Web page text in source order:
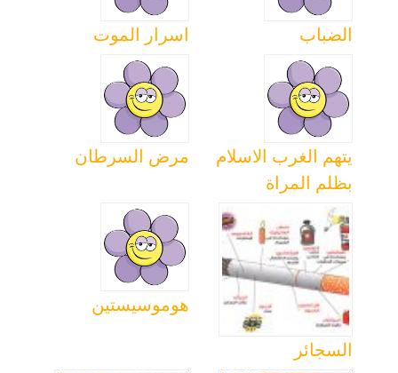
اسرار الموت الضباب
مرض السرطان
يتهم الغرب الاسلام
بظلم المراة
هوموسيستين
السجائر